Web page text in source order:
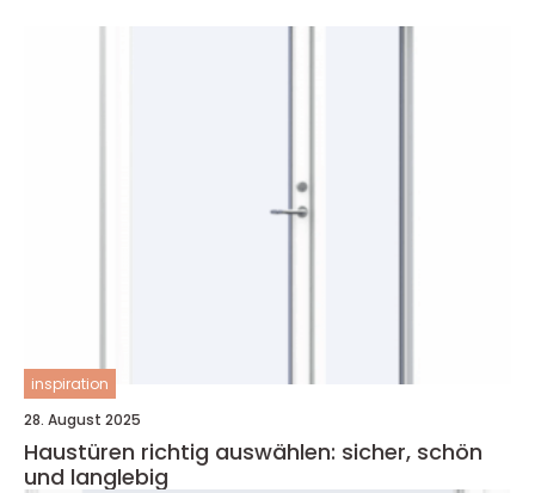
inspiration
28. August 2025
Haustüren richtig auswählen: sicher, schön
und langlebig